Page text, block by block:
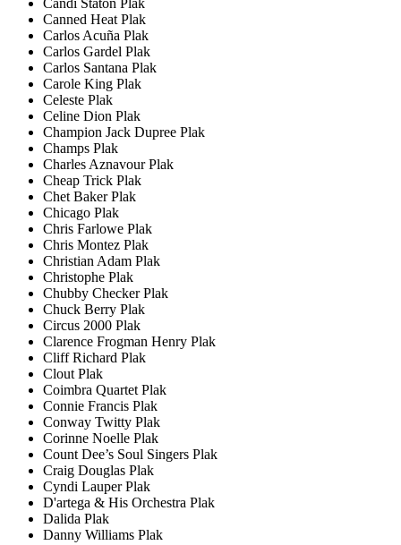
Canned Heat Plak
Carlos Acuña Plak
Carlos Gardel Plak
Carlos Santana Plak
Carole King Plak
Celeste Plak
Celine Dion Plak
Champion Jack Dupree Plak
Champs Plak
Charles Aznavour Plak
Cheap Trick Plak
Chet Baker Plak
Chicago Plak
Chris Farlowe Plak
Chris Montez Plak
Christian Adam Plak
Christophe Plak
Chubby Checker Plak
Chuck Berry Plak
Circus 2000 Plak
Clarence Frogman Henry Plak
Cliff Richard Plak
Clout Plak
Coimbra Quartet Plak
Connie Francis Plak
Conway Twitty Plak
Corinne Noelle Plak
Count Dee’s Soul Singers Plak
Craig Douglas Plak
Cyndi Lauper Plak
D'artega & His Orchestra Plak
Dalida Plak
Danny Williams Plak